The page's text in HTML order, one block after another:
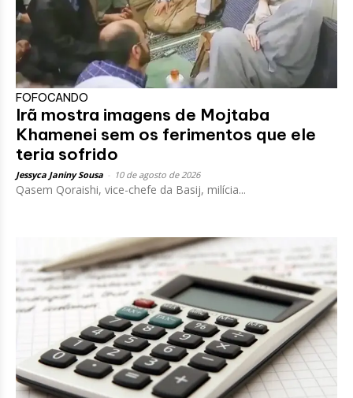
FOFOCANDO
Irã mostra imagens de Mojtaba
Khamenei sem os ferimentos que ele
teria sofrido
Jessyca Janiny Sousa 10 de agosto de 2026
Qasem Qoraishi, vice-chefe da Basij, milícia...